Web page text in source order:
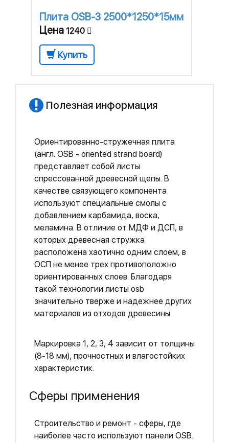
Плита OSB-3 2500*1250*15мм
Цена 1240
Купить
Полезная информация
Ориентированно-стружечная плита
(англ. OSB - oriented strand board)
представляет собой листы
спрессованной древесной щепы. В
качестве связующего компонента
используют специальные смолы с
добавлением карбамида, воска,
меламина. В отличие от МДФ и ДСП, в
которых древесная стружка
расположена хаотично одним слоем, в
ОСП не менее трех противоположно
ориентированных слоев. Благодаря
такой технологии листы osb
значительно тверже и надежнее других
материалов из отходов древесины.
Маркировка 1, 2, 3, 4 зависит от толщины
(8-18 мм), прочностных и влагостойких
характеристик.
Сферы применения
Строительство и ремонт - сферы, где
наиболее часто используют панели OSB.